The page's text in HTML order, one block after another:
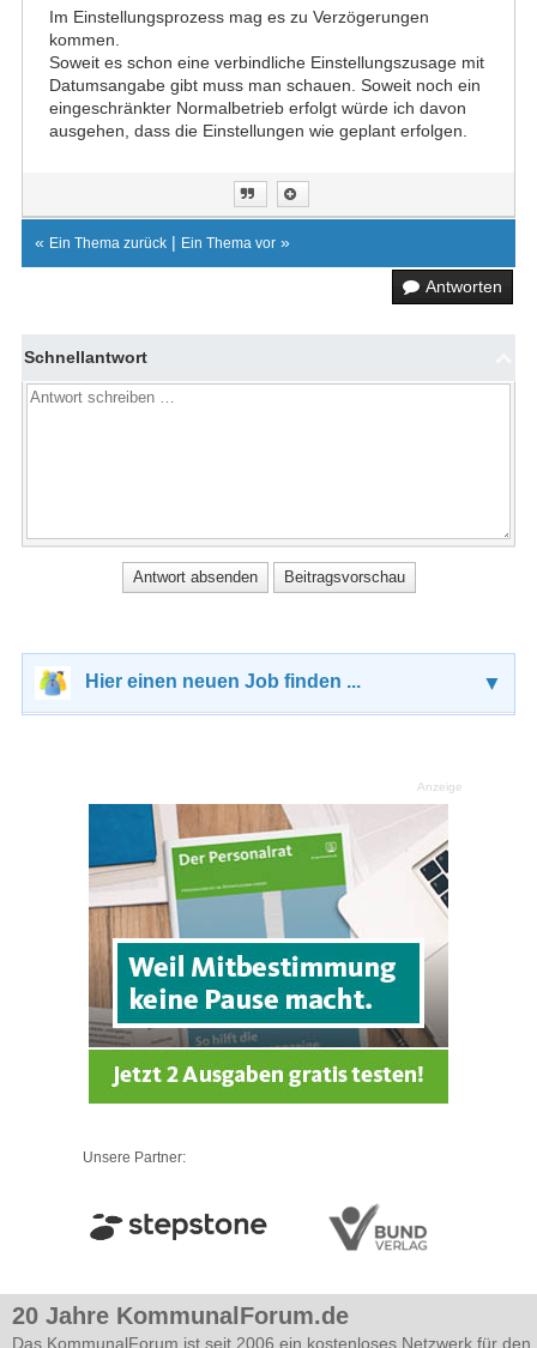
Im Einstellungsprozess mag es zu Verzögerungen
kommen.
Soweit es schon eine verbindliche Einstellungszusage mit
Datumsangabe gibt muss man schauen. Soweit noch ein
eingeschränkter Normalbetrieb erfolgt würde ich davon
ausgehen, dass die Einstellungen wie geplant erfolgen.
« Ein Thema zurück| Ein Thema vor»
Antworten
Schnellantwort
Hier einen neuen Job finden ... ▼
Anzeige
Unsere Partner:
20 Jahre KommunalForum.de
Das KommunalForum ist seit 2006 ein kostenloses Netzwerk für den